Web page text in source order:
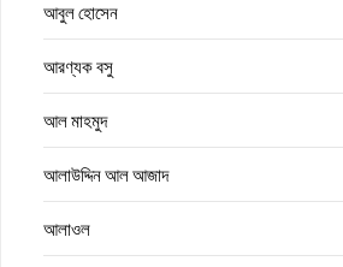
আবুল হোসেন
আরণ্যক বসু
আল মাহমুদ
আলাউদ্দিন আল আজাদ
আলাওল